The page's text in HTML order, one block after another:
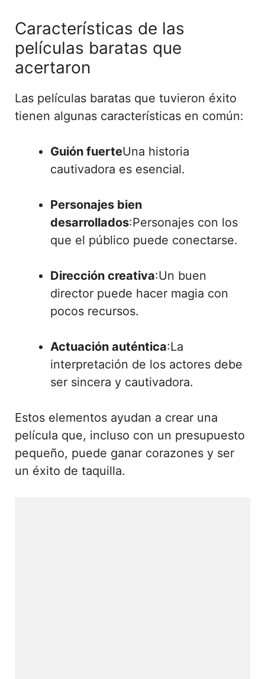
Características de las
películas baratas que
acertaron
Las películas baratas que tuvieron éxito
tienen algunas características en común:
Guión fuerteUna historia
cautivadora es esencial.
Personajes bien
desarrollados:Personajes con los
que el público puede conectarse.
Dirección creativa:Un buen
director puede hacer magia con
pocos recursos.
Actuación auténtica:La
interpretación de los actores debe
ser sincera y cautivadora.
Estos elementos ayudan a crear una
película que, incluso con un presupuesto
pequeño, puede ganar corazones y ser
un éxito de taquilla.